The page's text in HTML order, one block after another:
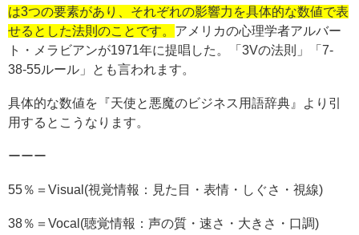
は3つの要素があり、それぞれの影響力を具体的な数値で表
せるとした法則のことです。 アメリカの心理学者アルバー
ト・メラビアンが1971年に提唱した。「3Vの法則」「7-
38-55ルール」とも言われます。
具体的な数値を『天使と悪魔のビジネス用語辞典』より引
用するとこうなります。
ーーー
55％＝Visual(視覚情報：見た目・表情・しぐさ・視線)
38％＝Vocal(聴覚情報：声の質・速さ・大きさ・口調)